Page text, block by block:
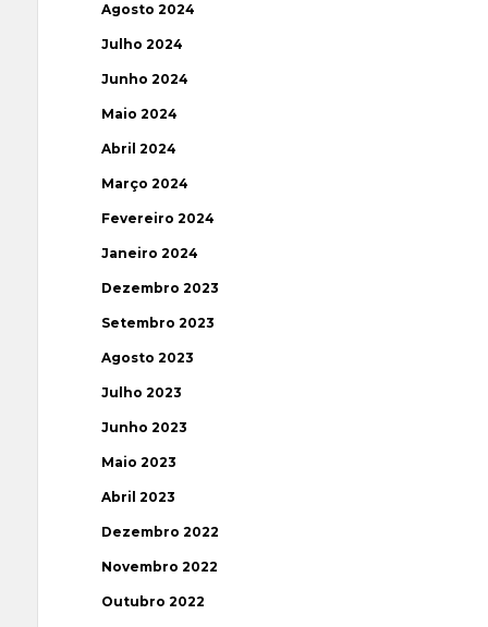
Agosto 2024
Julho 2024
Junho 2024
Maio 2024
Abril 2024
Março 2024
Fevereiro 2024
Janeiro 2024
Dezembro 2023
Setembro 2023
Agosto 2023
Julho 2023
Junho 2023
Maio 2023
Abril 2023
Dezembro 2022
Novembro 2022
Outubro 2022